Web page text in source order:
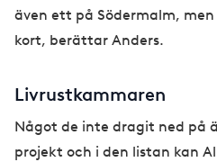
även ett på Södermalm,
kort, berättar Anders.
Livrustkammaren
Något de inte dragit ned på
projekt och i den listan kan